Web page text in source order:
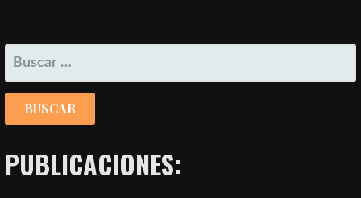
BUSCAR:
PUBLICACIONES: